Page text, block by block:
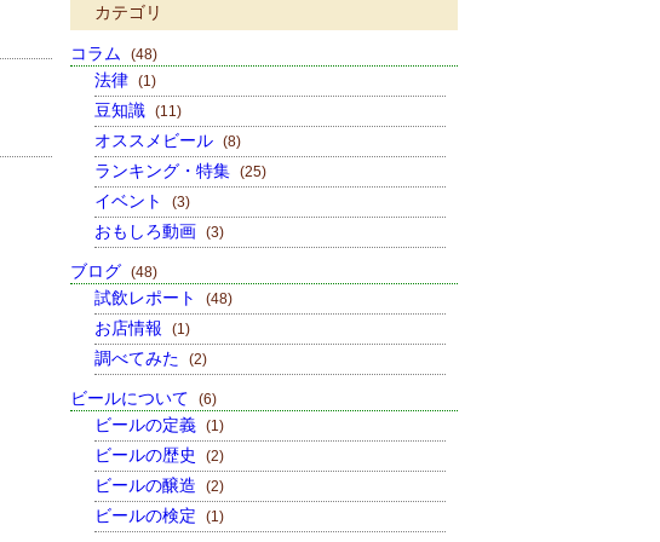
カテゴリ
コラム (48)
法律 (1)
豆知識 (11)
オススメビール (8)
ランキング・特集 (25)
イベント (3)
おもしろ動画 (3)
ブログ (48)
試飲レポート (48)
お店情報 (1)
調べてみた (2)
ビールについて (6)
ビールの定義 (1)
ビールの歴史 (2)
ビールの醸造 (2)
ビールの検定 (1)